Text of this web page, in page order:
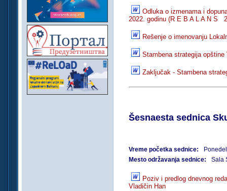
Odluka o izmenama i
2022. godinu (R E B A L A N S
Rešenje o imenovanju
Stambena strategija opštine
Zaključak - Stambena
Šesnaesta sednica
Vreme početka sednice:
Mesto održavanja sednice:
Sala
Poziv i predlog dnevnog
Vladičin Han